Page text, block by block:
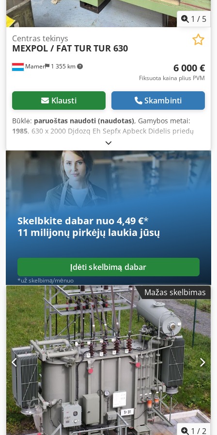
1 / 5
Mamer 1 355 km
Centras tekinys
MEXPOL / FAT TURTUR 630
6 000 €
Fiksuota kaina plius PVM
Klausti Skambinti
Būklė: paruoštas naudoti (naudotas), Gamybos metai:
1985, 630 x 2000 Djdozq Eh Sepfx Apbeck Didelis priedų
komplektas Nauja Acu-Rite matavimo sistema, įdiegta prieš
2 metus.
Skelbkite dabar nuo 4,49 €*
11 milijonų pirkėjų laukia jūsų
Įdėti skelbimą dabar
*už skelbimą/mėnuo
Mažas skelbimas
1 /2